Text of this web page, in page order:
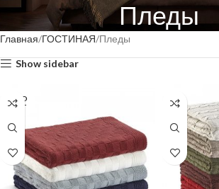
Пледы
Главная ГОСТИНАЯ Пледы
Show sidebar
SOLD
OUT